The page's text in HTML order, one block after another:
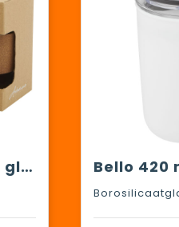
Lidan borosilicaat glazen beker van 360 ml met kurken grip en siliconen deksel